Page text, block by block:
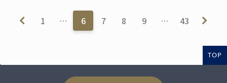
1 … 6 7 8 9 … 43
TOP